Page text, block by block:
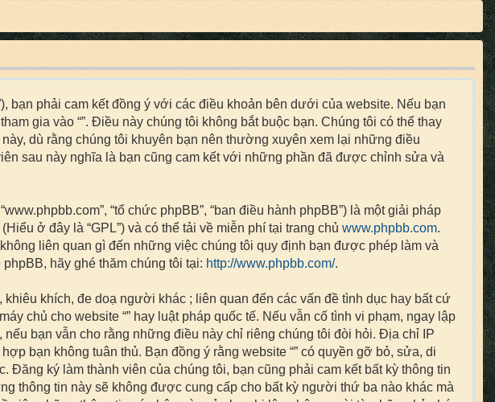
bạn phải cam kết đồng ý với các điều khoản bên dưới của website. Nếu bạn
gia vào “”. Điều này chúng tôi không bắt buộc bạn. Chúng tôi có thể thay
dù rằng chúng tôi khuyên bạn nên thường xuyên xem lại những điều
sau này nghĩa là bạn cũng cam kết với những phần đã được chỉnh sửa và
“tổ chức phpBB”, “ban điều hành phpBB”) là một giải pháp
(Hiểu ở đây là “GPL”) và có thể tải về miễn phí tại trang chủ www.phpbb.com.
liên quan gì đến những việc chúng tôi quy định bạn được phép làm và
hãy ghé thăm chúng tôi tại: http://www.phpbb.com/.
khích, đe doạ người khác ; liên quan đến các vấn đề tình dục hay bất cứ
chủ cho website “” hay luật pháp quốc tế. Nếu vẫn cố tình vi phạm, ngay lập
bạn vẫn cho rằng những điều này chỉ riêng chúng tôi đòi hỏi. Địa chỉ IP
bạn không tuân thủ. Bạn đồng ý rằng website “” có quyền gỡ bỏ, sửa, di
ký làm thành viên của chúng tôi, bạn cũng phải cam kết bất kỳ thông tin
thông tin này sẽ không được cung cấp cho bất kỳ người thứ ba nào khác mà